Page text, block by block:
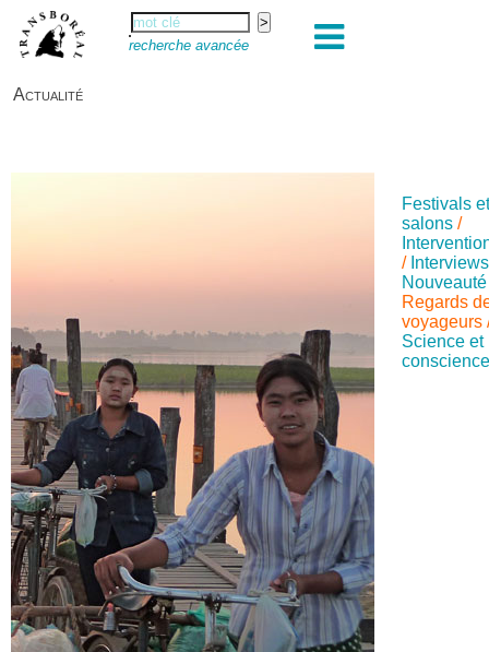
recherche avancée
Actualité
Festivals
salons /
/ Interviews
Nouveauté
Regards
voyageurs
Science et